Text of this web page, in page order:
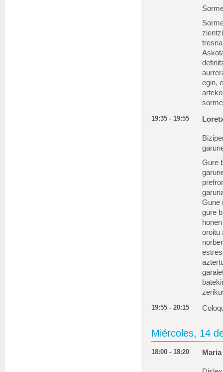
egin,
19:35 - 19:55
Gure
Gune
gure
oroitu
19:55 - 20:15
Miércoles, 14
18:00 - 18:20